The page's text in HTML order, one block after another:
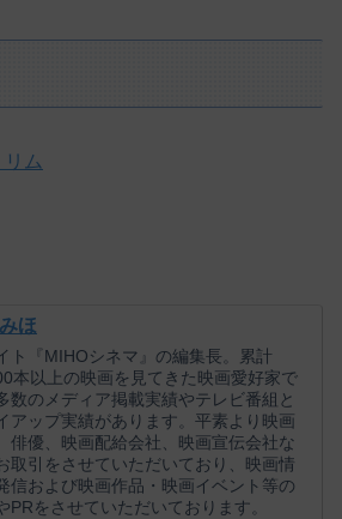
ム
ほ
ト『MIHOシネマ』の編集長。累計
本以上の映画を見てきた映画愛好家で
数のメディア掲載実績やテレビ番組と
アップ実績があります。平素より映画
俳優、映画配給会社、映画宣伝会社な
取引をさせていただいており、映画情
信および映画作品・映画イベント等の
PRをさせていただいております。